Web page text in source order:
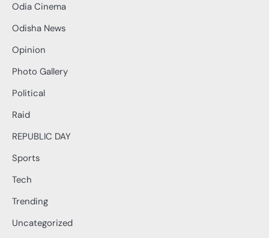
Odia Cinema
Odisha News
Opinion
Photo Gallery
Political
Raid
REPUBLIC DAY
Sports
Tech
Trending
Uncategorized